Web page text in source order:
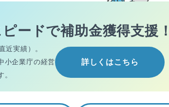
ードで補助金獲得支援！
近実績）。
小企業庁の経営
詳しくはこちら